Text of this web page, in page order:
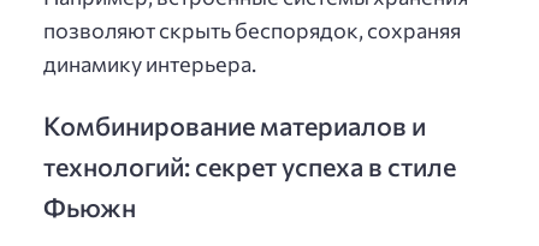
позволяют скрыть беспорядок, сохраняя
динамику интерьера.
Комбинирование материалов и
технологий: секрет успеха в стиле
Фьюжн